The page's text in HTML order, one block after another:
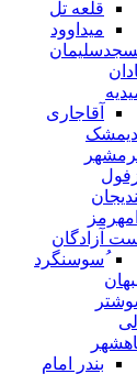
قلعه تل
میداوود
آقاجاری
آزادگان
ُسوسنگرد
بندر امام